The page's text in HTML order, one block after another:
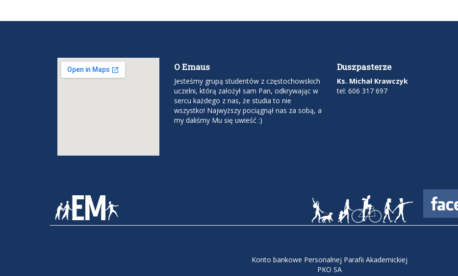
O Emaus
Jesteśmy grupą studentów z częstochowskich
uczelni, którą założył sam Pan, odkrywając w
sercu każdego z nas, że studia to nie
wszystko! Najwyższy pociągnął nas za sobą, a
my daliśmy Mu się uwieść :)
Duszpasterze
Ks. Michał Krawczyk
tel: 606 317 697
Konto bankowe Personalnej Parafii Akademickiej
PKO SA